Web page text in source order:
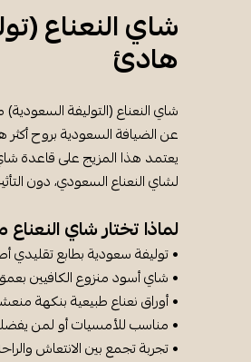
شاي النعناع
هادئ
شاي النعناع (التوليفة
عن الضيافة السعودية بروح أكثر
يعتمد هذا المزيج على قاعدة
لشاي النعناع السعودي، دون
لماذا تختار شاي النعناع
• توليفة سعودية بطابع تقليدي
• شاي أسود منزوع الكافيين
• أوراق نعناع طبيعية بنكهة
• مناسب للأمسيات أو لمن
• تجربة تجمع بين الانتعاش